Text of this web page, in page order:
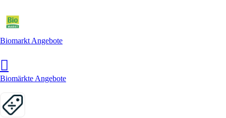
Biomarkt Angebote
Biomärkte Angebote